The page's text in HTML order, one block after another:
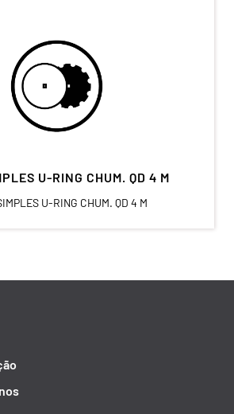
U-RING CHUM. QD 4 M
U-RING CHUM. QD 4 M